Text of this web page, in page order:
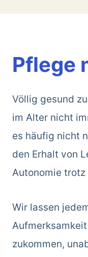
Pflege
Völlig gesund
im Alter nicht
es häufig nicht
den Erhalt von
Autonomie trotz
Wir lassen
zukommen,